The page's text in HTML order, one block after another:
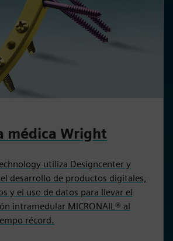
médica Wright
utiliza Designcenter y
desarrollo de productos digitales,
y el uso de datos para llevar el
intramedular MICRONAIL® al
récord.